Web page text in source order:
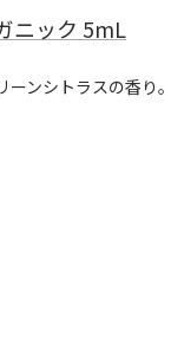
ニック 5mL
ンシトラスの香り